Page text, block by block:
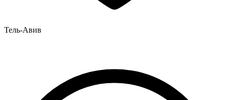
Тель-Авив